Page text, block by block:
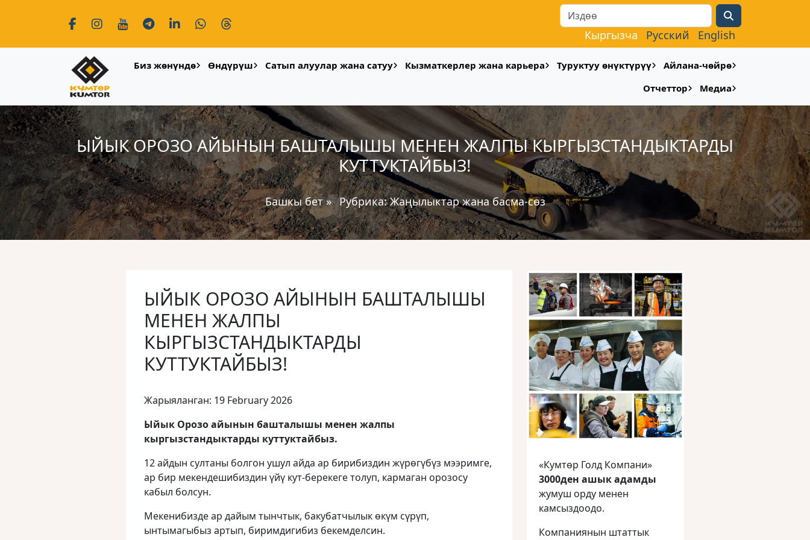
Search
Кыргызча Русский English
Биз жөнүндө Өндүрүш Сатып алуулар жана сатуу Кызматкерлер жана карьера Туруктуу өнүктүрүү
Айлана-чөйрө
Отчеттор
Медиа
ЫЙЫК ОРОЗО АЙЫНЫН БАШТАЛЫШЫ МЕНЕН ЖАЛПЫ КЫРГЫЗСТАНДЫКТАРДЫ
КУТТУКТАЙБЫЗ!
Башкы бет» Рубрика:Жаңылыктар жана басма-сөз
ЫЙЫК ОРОЗО АЙЫНЫН БАШТАЛЫШЫ
МЕНЕН ЖАЛПЫ
КЫРГЫЗСТАНДЫКТАРДЫ
КУТТУКТАЙБЫЗ!
Жарыяланган: 19 February 2026
Ыйык Орозо айынын башталышы менен жалпы
кыргызстандыктарды куттуктайбыз.
12 айдын султаны болгон ушул айда ар бирибиздин жүрөгүбүз мээримге,
ар бир мекендешибиздин үйү кут-берекеге толуп, кармаган орозосу
кабыл болсун.
Мекенибизде ар дайым тынчтык, бакубатчылык өкүм сүрүп,
ынтымагыбыз артып, биримдигибиз бекемделсин.
«Кумтөр Голд Компани»
3000ден ашык адамды
жумуш орду менен
камсыздоодо.
Компаниянын штаттык